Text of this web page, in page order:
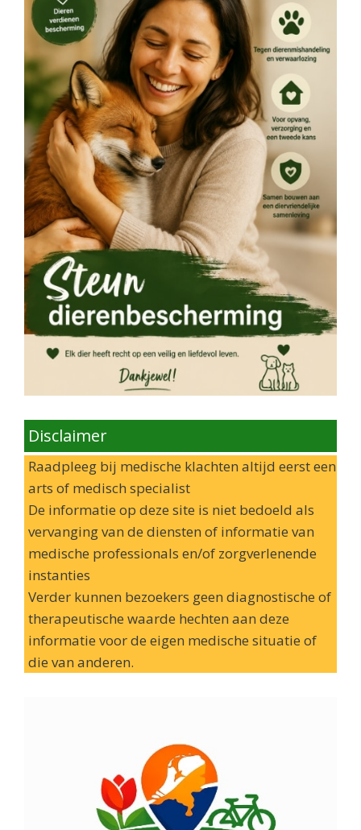
Disclaimer
Raadpleeg bij medische klachten altijd eerst een
arts of medisch specialist
De informatie op deze site is niet bedoeld als
vervanging van de diensten of informatie van
medische professionals en/of zorgverlenende
instanties
Verder kunnen bezoekers geen diagnostische of
therapeutische waarde hechten aan deze
informatie voor de eigen medische situatie of
die van anderen.